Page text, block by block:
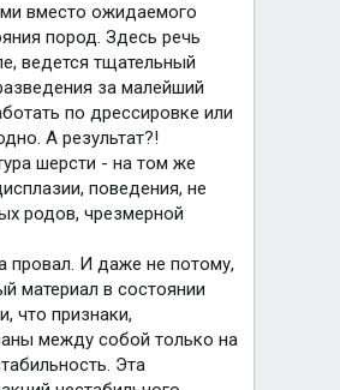
вместо ожидаемого
пород. Здесь речь
ведется тщательный
за малейший
по дрессировке или
А результат?!
шерсти - на том же
поведения, не
родов, чрезмерной
провал. И даже не потому,
материал в состоянии
что признаки,
между собой только на
Эта